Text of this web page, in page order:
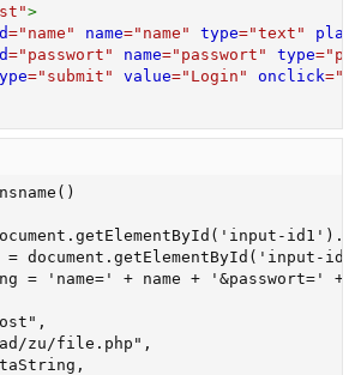
">
=" name " name=" name " type="text "
=" passwort " name=" passwort " type="
=" submit " value=" Login " onclick="
= document.getElementById('input-
= 'name=' + name + '&passwort=' +
zu/file.php",